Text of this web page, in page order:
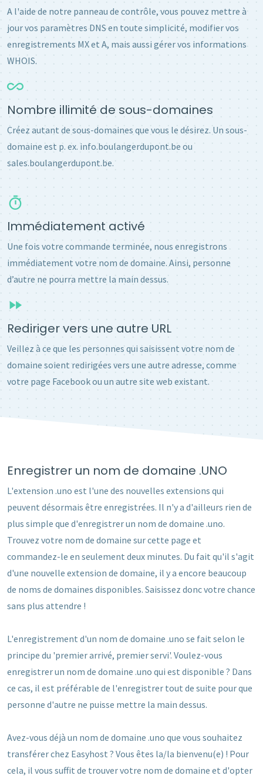
A l'aide de notre panneau de contrôle, vous pouvez mettre à
jour vos paramètres DNS en toute simplicité, modifier vos
enregistrements MX et A, mais aussi gérer vos informations
WHOIS.
Nombre illimité de sous-domaines
Créez autant de sous-domaines que vous le désirez. Un sous-
domaine est p. ex. info.boulangerdupont.be ou
sales.boulangerdupont.be.
Immédiatement activé
Une fois votre commande terminée, nous enregistrons
immédiatement votre nom de domaine. Ainsi, personne
d’autre ne pourra mettre la main dessus.
Rediriger vers une autre URL
Veillez à ce que les personnes qui saisissent votre nom de
domaine soient redirigées vers une autre adresse, comme
votre page Facebook ou un autre site web existant.
Enregistrer un nom de domaine .UNO
L'extension .uno est l'une des nouvelles extensions qui
peuvent désormais être enregistrées. Il n'y a d'ailleurs rien de
plus simple que d'enregistrer un nom de domaine .uno.
Trouvez votre nom de domaine sur cette page et
commandez-le en seulement deux minutes. Du fait qu'il s'agit
d'une nouvelle extension de domaine, il y a encore beaucoup
de noms de domaines disponibles. Saisissez donc votre chance
sans plus attendre !
L'enregistrement d'un nom de domaine .uno se fait selon le
principe du 'premier arrivé, premier servi'. Voulez-vous
enregistrer un nom de domaine .uno qui est disponible ? Dans
ce cas, il est préférable de l'enregistrer tout de suite pour que
personne d'autre ne puisse mettre la main dessus.
Avez-vous déjà un nom de domaine .uno que vous souhaitez
transférer chez Easyhost ? Vous êtes la/la bienvenu(e) ! Pour
cela, il vous suffit de trouver votre nom de domaine et d'opter